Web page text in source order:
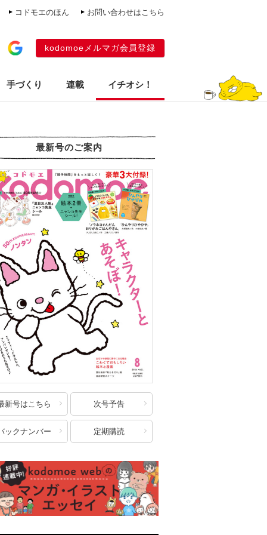
コドモエのほん お問い合わせはこちら
kodomoeメルマガ会員登録
手づくり 連載 イチオシ！
最新号のご案内
新号はこちら 次号予告
ックナンバー 定期購読